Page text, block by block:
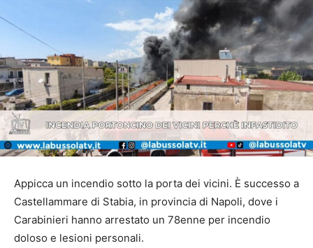
Appicca un incendio sotto la porta dei vicini. È successo a
Castellammare di Stabia, in provincia di Napoli, dove i
Carabinieri hanno arrestato un 78enne per incendio
doloso e lesioni personali.